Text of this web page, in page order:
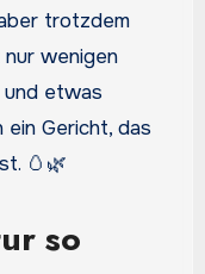
trotzdem
nur wenigen
etwas
Gericht, das
🥚🌿
so